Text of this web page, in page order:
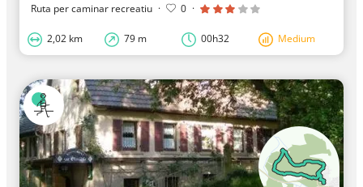
Ruta per caminar recreatiu · 0 ·
2,02 km 79 m 00h32 Medium